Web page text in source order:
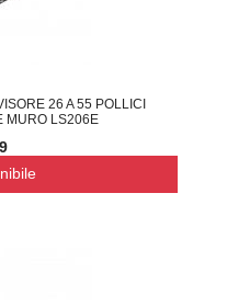
26 A 55 POLLICI
MURO LS206E